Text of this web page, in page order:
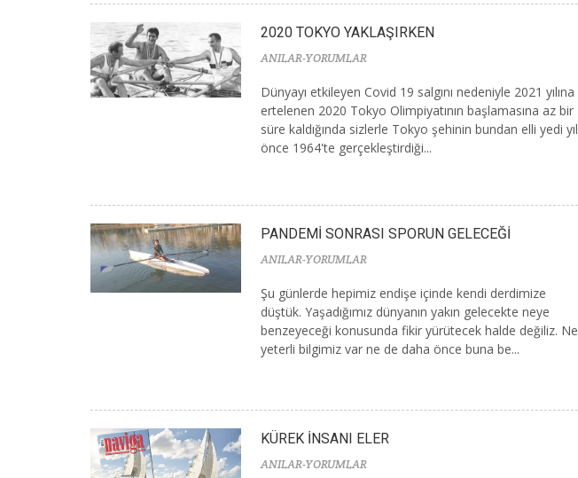
2020 TOKYO YAKLAŞIRKEN
ANILAR-YORUMLAR
Dünyayı etkileyen Covid 19 salgını nedeniyle 2021 yılına
ertelenen 2020 Tokyo Olimpiyatının başlamasına az bir
süre kaldığında sizlerle Tokyo şehinin bundan elli yedi yıl
önce 1964'te gerçekleştirdiği...
PANDEMİ SONRASI SPORUN GELECEĞİ
ANILAR-YORUMLAR
Şu günlerde hepimiz endişe içinde kendi derdimize
düştük. Yaşadığımız dünyanın yakın gelecekte neye
benzeyeceği konusunda fikir yürütecek halde değiliz. Ne
yeterli bilgimiz var ne de daha önce buna be...
KÜREK İNSANI ELER
ANILAR-YORUMLAR